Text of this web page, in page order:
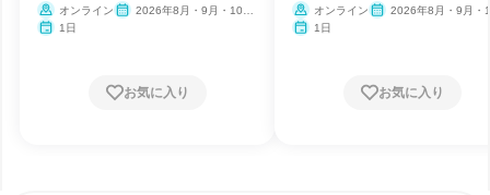
オンライン
2026年8月・9月・10
1日
お気に入り
オンライン
2026年8月・9月・
1日
お気に入り